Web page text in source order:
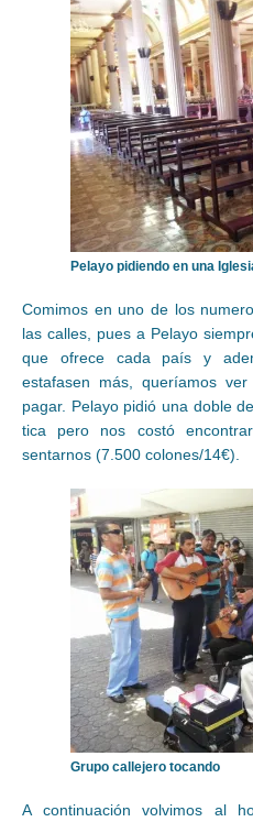
Pelayo pidiendo en una
Comimos en uno de los
las calles, pues a Pelayo
que ofrece cada país y
estafasen más, queríamos
pagar. Pelayo pidió una doble
tica pero nos costó
sentarnos (7.500 colones/14€).
Grupo callejero tocando
A continuación volvimos al